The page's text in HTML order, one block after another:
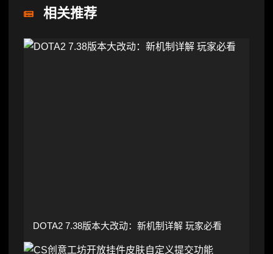
相关推荐
DOTA2 7.38版本大改动：新机制详解 玩家必看